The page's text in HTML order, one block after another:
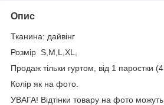
Опис
Тканина: дайвінг
Розмір S,M,L,XL,
Продаж тільки гуртом, від 1 паростки
Колір як на фото.
УВАГА! Відтінки товару на фото можуть